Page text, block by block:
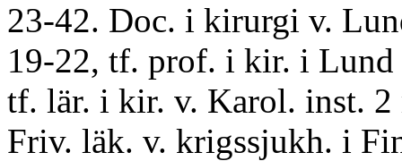
23-42. Doc. i kirurgi v.
19-22, tf. prof. i kir. i Lund
tf. lär. i kir. v. Karol. inst. 2
Friv. läk. v. krigssjukh. i